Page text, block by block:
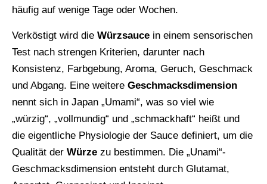
häufig auf wenige Tage oder Wochen.
Verköstigt wird die Würzsauce in einem sensorischen
Test nach strengen Kriterien, darunter nach
Konsistenz, Farbgebung, Aroma, Geruch, Geschmack
und Abgang. Eine weitere Geschmacksdimension
nennt sich in Japan „Umami“, was so viel wie
„würzig“, „vollmundig“ und „schmackhaft“ heißt und
die eigentliche Physiologie der Sauce definiert, um die
Qualität der Würze zu bestimmen. Die „Unami“-
Geschmacksdimension entsteht durch Glutamat,